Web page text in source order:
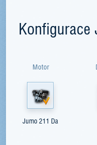
Motor
Jumo 211 Da